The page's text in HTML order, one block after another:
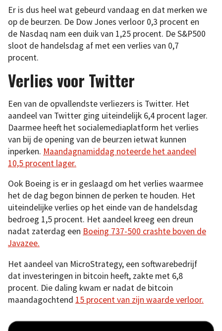
Er is dus heel wat gebeurd vandaag en dat merken we
op de beurzen. De Dow Jones verloor 0,3 procent en
de Nasdaq nam een duik van 1,25 procent. De S&P500
sloot de handelsdag af met een verlies van 0,7
procent.
Verlies voor Twitter
Een van de opvallendste verliezers is Twitter. Het
aandeel van Twitter ging uiteindelijk 6,4 procent lager.
Daarmee heeft het socialemediaplatform het verlies
van bij de opening van de beurzen ietwat kunnen
inperken. Maandagnamiddag noteerde het aandeel
10,5 procent lager.
Ook Boeing is er in geslaagd om het verlies waarmee
het de dag begon binnen de perken te houden. Het
uiteindelijke verlies op het einde van de handelsdag
bedroeg 1,5 procent. Het aandeel kreeg een dreun
nadat zaterdag een Boeing 737-500 crashte boven de
Javazee.
Het aandeel van MicroStrategy, een softwarebedrijf
dat investeringen in bitcoin heeft, zakte met 6,8
procent. Die daling kwam er nadat de bitcoin
maandagochtend 15 procent van zijn waarde verloor.